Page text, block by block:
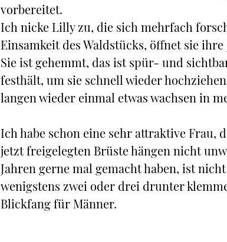
vorbereitet.
Ich nicke Lilly zu, die sich mehrfach
Einsamkeit des Waldstücks, öffnet sie
Sie ist gehemmt, das ist spür- und
festhält, um sie schnell wieder
langen wieder einmal etwas wachsen in
Ich habe schon eine sehr attraktive Frau,
jetzt freigelegten Brüste hängen nicht
Jahren gerne mal gemacht haben, ist
wenigstens zwei oder drei drunter
Blickfang für Männer.